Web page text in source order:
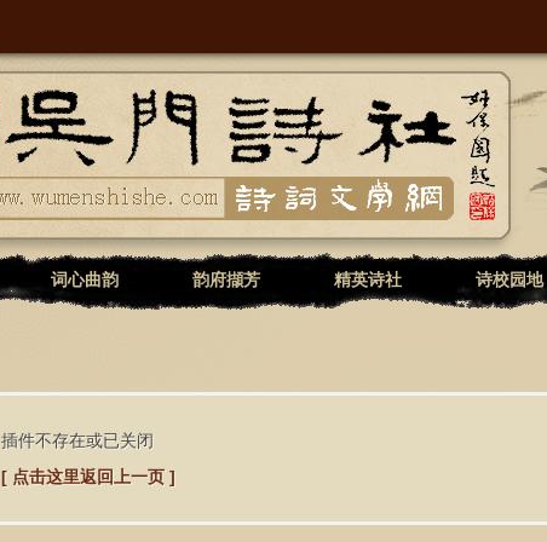
词心曲韵 韵府擷芳 精英诗社 诗校园地
插件不存在或已关闭
[ 点击这里返回上一页 ]